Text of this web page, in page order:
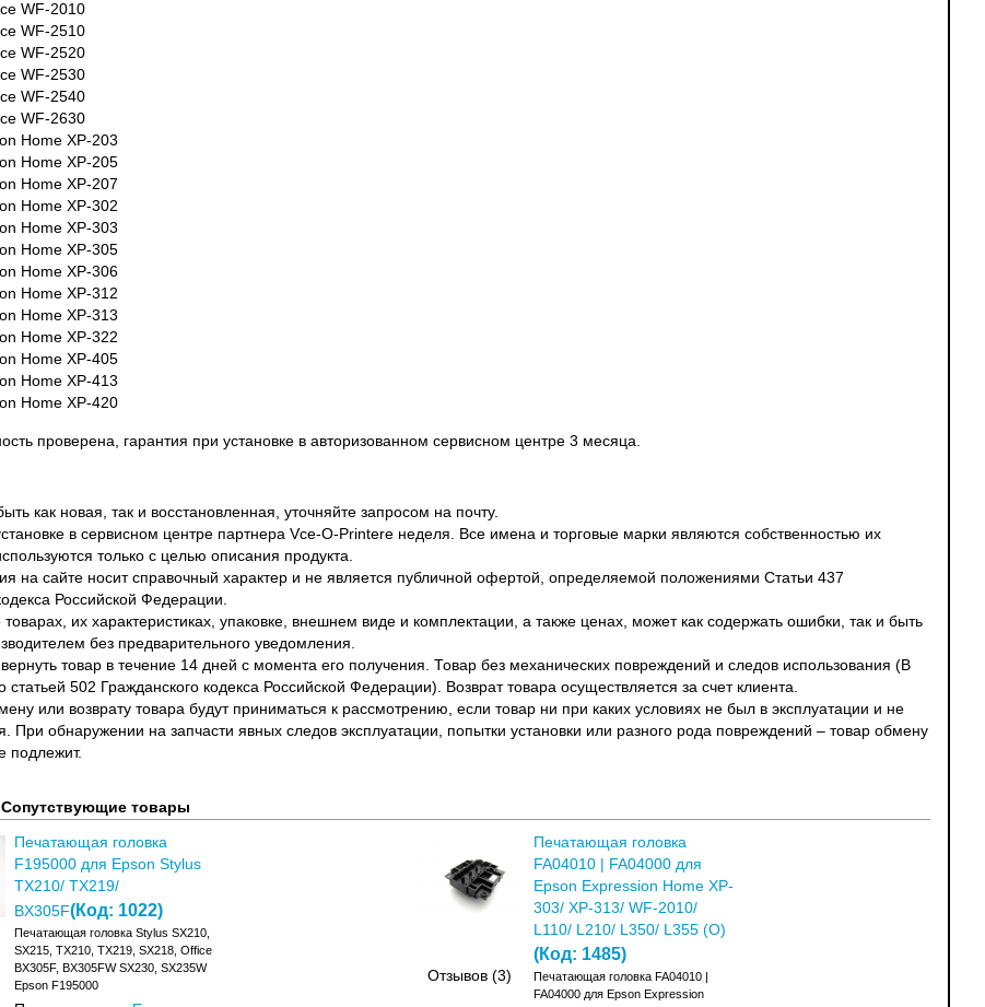
WF-2010
WF-2510
WF-2520
WF-2530
WF-2540
WF-2630
Home XP-203
Home XP-205
Home XP-207
Home XP-302
Home XP-303
Home XP-305
Home XP-306
Home XP-312
Home XP-313
Home XP-322
Home XP-405
Home XP-413
Home XP-420
проверена, гарантия при установке в авторизованном сервисном центре 3 месяца.
как новая, так и восстановленная, уточняйте запросом на почту.
в сервисном центре партнера Vce-O-Printere неделя. Все имена и торговые марки являются собственностью их
только с целью описания продукта.
на сайте носит справочный характер и не является публичной офертой, определяемой положениями Статьи 437
Российской Федерации.
их характеристиках, упаковке, внешнем виде и комплектации, а также ценах, может как содержать ошибки, так и быть
без предварительного уведомления.
товар в течение 14 дней с момента его получения. Товар без механических повреждений и следов использования (В
статьей 502 Гражданского кодекса Российской Федерации). Возврат товара осуществляется за счет клиента.
или возврату товара будут приниматься к рассмотрению, если товар ни при каких условиях не был в эксплуатации и не
При обнаружении на запчасти явных следов эксплуатации, попытки установки или разного рода повреждений – товар обмену
подлежит.
Сопутствующие товары
Печатающая головка
F195000 для Epson Stylus
TX210/ TX219/
BX305F(Код: 1022)
Печатающая головка Stylus SX210,
SX215, TX210, TX219, SX218, Office
BX305F, BX305FW SX230, SX235W
Epson F195000
Отзывов (3)
Печатающая головка
FA04010 | FA04000 для
Epson Expression Home XP-
303/ XP-313/ WF-2010/
L110/ L210/ L350/ L355 (O)
(Код: 1485)
Печатающая головка FA04010 |
FA04000 для Epson Expression